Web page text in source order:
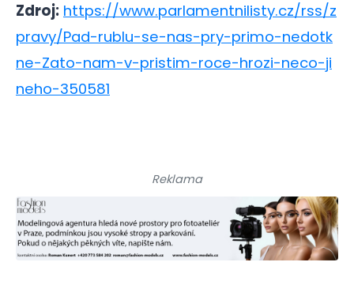
Zdroj: https://www.parlamentnilisty.cz/rss/z
pravy/Pad-rublu-se-nas-pry-primo-nedotk
ne-Zato-nam-v-pristim-roce-hrozi-neco-ji
neho-350581
Reklama